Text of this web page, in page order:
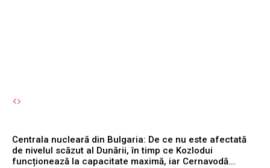
Centrala nucleară din Bulgaria: De ce nu este afectată
de nivelul scăzut al Dunării, în timp ce Kozlodui
funcționează la capacitate maximă, iar Cernavodă...